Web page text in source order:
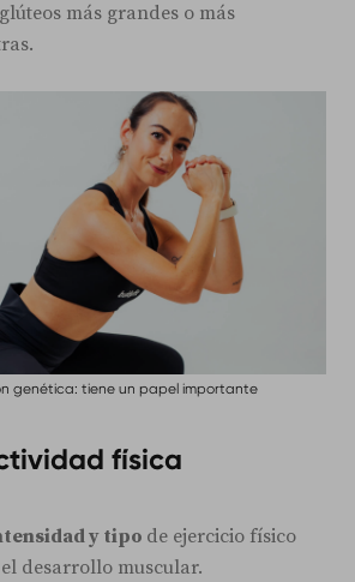
más grandes o más
genética: tiene un papel importante
física
y tipo de ejercicio físico
desarrollo muscular.